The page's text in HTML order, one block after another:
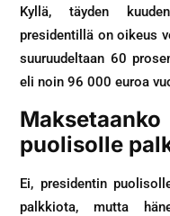
Kyllä, täyden
presidentillä on oikeus
suuruudeltaan 60
eli noin 96 000 euroa
puolisolle
Ei, presidentin
palkkiota, mutta